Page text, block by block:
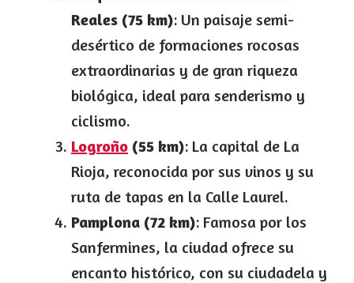
Reales (75 km): Un paisaje semi-
desértico de formaciones rocosas
extraordinarias y de gran riqueza
biológica, ideal para senderismo y
ciclismo.
Logroño (55 km): La capital de La
Rioja, reconocida por sus vinos y su
ruta de tapas en la Calle Laurel.
Pamplona (72 km): Famosa por los
Sanfermines, la ciudad ofrece su
encanto histórico, con su ciudadela y